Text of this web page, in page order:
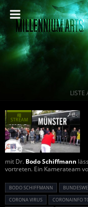
LISTE
mit Dr. Bodo Schiffmann
vortreten. Ein Kamerateam
BODO SCHIFFMANN
CORONA VIRUS
CORONAINFO
種
STREAM